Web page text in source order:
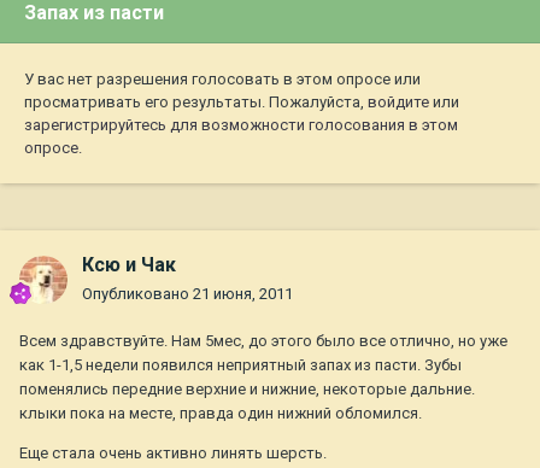
Запах из пасти
У вас нет разрешения голосовать в этом опросе или
просматривать его результаты. Пожалуйста, войдите или
зарегистрируйтесь для возможности голосования в этом
опросе.
Ксю и Чак
Опубликовано 21 июня, 2011
Всем здравствуйте. Нам 5мес, до этого было все отлично, но уже
как 1-1,5 недели появился неприятный запах из пасти. Зубы
поменялись передние верхние и нижние, некоторые дальние.
клыки пока на месте, правда один нижний обломился.
Еще стала очень активно линять шерсть.